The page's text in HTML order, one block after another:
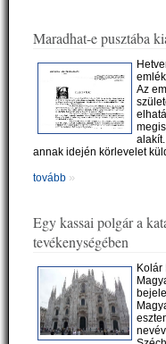
Maradhat-e pusztába
Az
annak idején körlevelet
tovább »
Egy kassai polgár a
tevékenységében
Kolár